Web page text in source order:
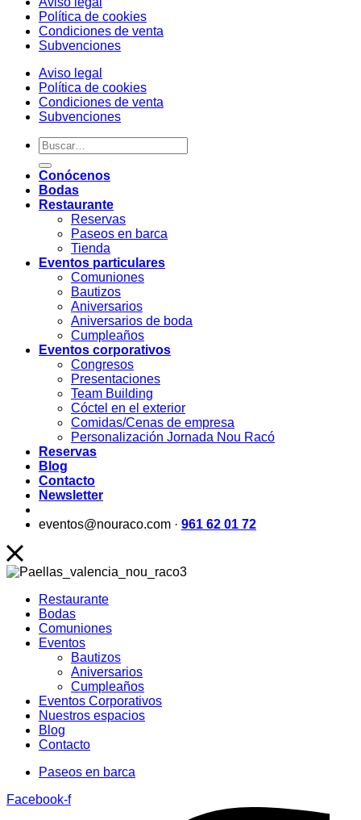
Política de cookies
Condiciones de venta
Subvenciones
Aviso legal
Política de cookies
Condiciones de venta
Subvenciones
Conócenos
Bodas
Restaurante
Reservas
Paseos en barca
Tienda
Eventos particulares
Comuniones
Bautizos
Aniversarios
Aniversarios de boda
Cumpleaños
Eventos corporativos
Congresos
Presentaciones
Team Building
Cóctel en el exterior
Comidas/Cenas de empresa
Personalización Jornada Nou Racó
Reservas
Blog
Contacto
Newsletter
eventos@nouraco.com · 961 62 01 72
Restaurante
Bodas
Comuniones
Eventos
Bautizos
Aniversarios
Cumpleaños
Eventos Corporativos
Nuestros espacios
Blog
Contacto
Paseos en barca
Facebook-f